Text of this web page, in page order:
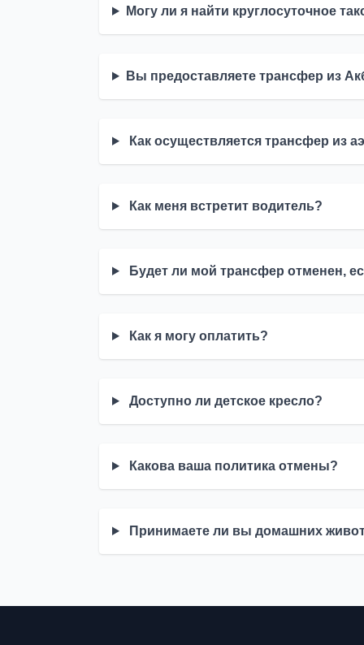
Могу ли я найти круглосуточное
Вы предоставляете трансфер из
Как осуществляется трансфер из
Как меня встретит водитель?
Будет ли мой трансфер отменен,
Как я могу оплатить?
Доступно ли детское кресло?
Какова ваша политика отмены?
Принимаете ли вы домашних